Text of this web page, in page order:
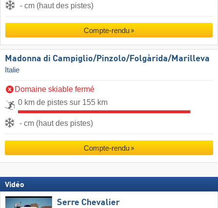
- cm (haut des pistes)
Compte-rendu
Madonna di Campiglio/​Pinzolo/​Folgàrida/​Marilleva
Italie
Domaine skiable fermé
0 km de pistes sur 155 km
- cm (haut des pistes)
Compte-rendu
Vidéo
Serre Chevalier